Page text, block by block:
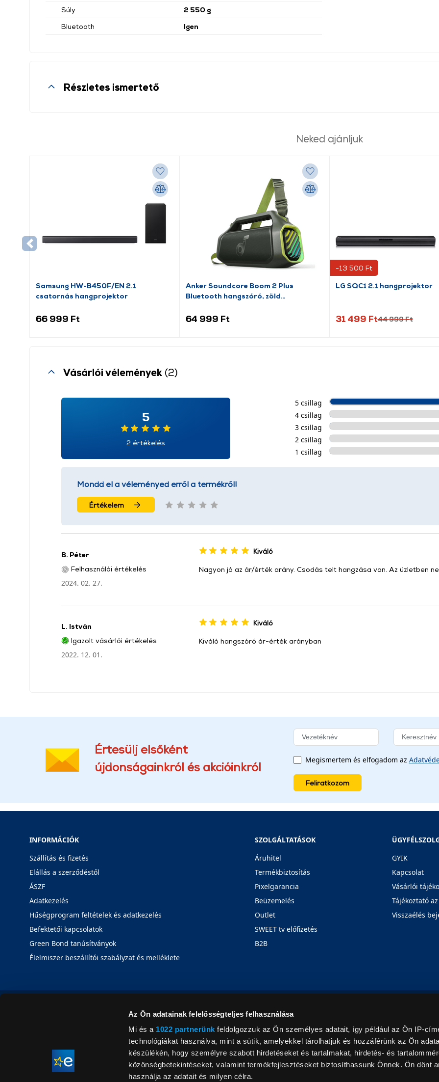
Az Ön adatainak felelősségteljes felhasználása
Mi és a 1022 partnerünk feldolgozzuk az Ön személyes adatait, így például az Ön IP-
technológiákat használva, mint a sütik, amelyekkel tárolhatjuk és hozzáférünk az Ön
készülékén, hogy személyre szabott hirdetéseket és tartalmakat, hirdetés- és
közönségbetekintéseket, valamint termékfejlesztéseket biztosíthassunk Önnek. Ön dönt
használja az adatait és milyen célra.
Súly
2 550 g
Bluetooth
Igen
Részletes ismertető
Neked ajánljuk
Samsung HW-B450F/EN 2.1
csatornás hangprojektor
66 999 Ft
Anker Soundcore Boom 2 Plus
Bluetooth hangszóró, zöld
64 999 Ft
-13 500 Ft
LG SQC1 2.1 hangprojektor
31 499 Ft44 999 Ft
Vásárlói vélemények (2)
5
2 értékelés
5 csillag
4 csillag
3 csillag
2 csillag
1 csillag
Mondd el a véleményed erről a termékről!
Értékelem
B. Péter
Felhasználói értékelés
2024. 02. 27.
Kiváló
Nagyon jó az ár/érték arány. Csodás telt hangzása van. Az üzletben
L. István
Igazolt vásárlói értékelés
2022. 12. 01.
Kiváló
Kiváló hangszóró ár-érték arányban
Értesülj elsőként
újdonságainkról és akcióinkról
Megismertem és elfogadom az
Feliratkozom
INFORMÁCIÓK
Szállítás és fizetés
Elállás a szerződéstől
ÁSZF
Adatkezelés
Hűségprogram feltételek és adatkezelés
Befektetői kapcsolatok
Green Bond tanúsítványok
Élelmiszer beszállítói szabályzat és melléklete
SZOLGÁLTATÁSOK
Áruhitel
Termékbiztosítás
Pixelgarancia
Beüzemelés
Outlet
SWEET tv előfizetés
B2B
GYIK
Kapcsolat
Vásárlói
Tájékoztató
Visszaélés